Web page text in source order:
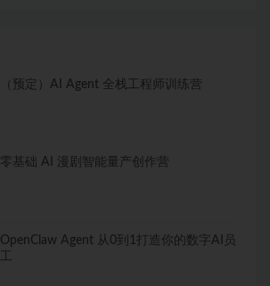
（预定）AI Agent 全栈工程师训练营
零基础 AI 漫剧智能量产创作营
OpenClaw Agent 从0到1打造你的数字AI员
工